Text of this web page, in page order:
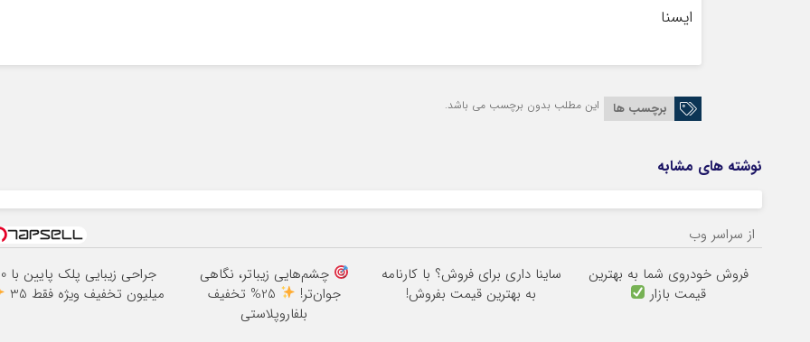
ایسنا
برچسب ها این مطلب بدون برچسب می باشد.
نوشته های مشابه
از سراسر وب
فروش خودروی شما به بهترین
قیمت بازار
ساینا داری برای فروش؟ با کارنامه
به بهترین قیمت بفروش!
چشم‌هایی زیباتر، نگاهی
جوان‌تر!
25% تخفیف
بلفاروپلاستی
جراحی
میلیون تخفیف ویژه فقط 35